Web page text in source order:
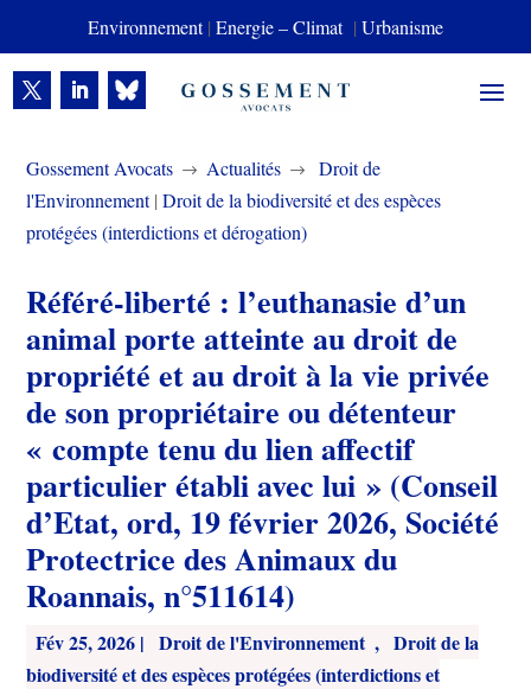
Environnement| Energie – Climat | Urbanisme
Gossement Avocats $ Actualités $
Droit de
l'Environnement|Droit de la biodiversité et des espèces
protégées (interdictions et dérogation)
Référé-liberté : l’euthanasie d’un
animal porte atteinte au droit de
propriété et au droit à la vie privée
de son propriétaire ou détenteur
« compte tenu du lien affectif
particulier établi avec lui » (Conseil
d’Etat, ord, 19 février 2026, Société
Protectrice des Animaux du
Roannais, n°511614)
Fév 25, 2026 | Droit de l'Environnement , Droit de la
biodiversité et des espèces protégées (interdictions et